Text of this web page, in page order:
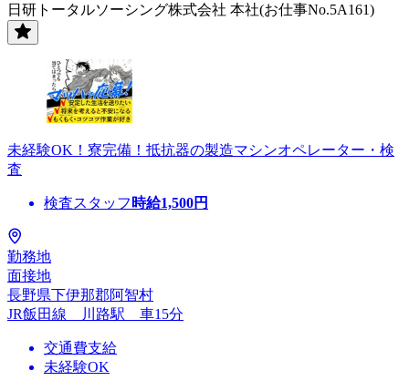
日研トータルソーシング株式会社 本社(お仕事No.5A161)
未経験OK！寮完備！抵抗器の製造マシンオペレーター・検
査
検査スタッフ 時給1,500円
勤務地
面接地
長野県下伊那郡阿智村
JR飯田線 川路駅 車15分
交通費支給
未経験OK